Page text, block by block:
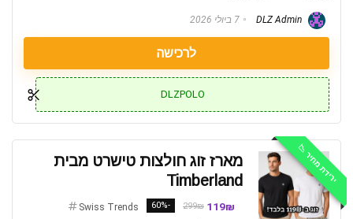
7 ביולי 2026
לרכישה
DLZPOLO
ירידת מחיר 📉
מארז זוג חולצות טישרט מבית
Timberland
119₪
299₪
-60%
Swiss Trends